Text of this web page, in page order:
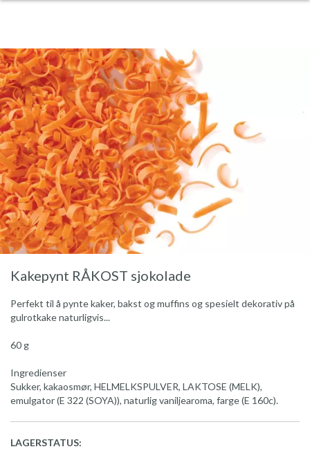
Kakepynt RÅKOST sjokolade
Perfekt til å pynte kaker, bakst og muffins og spesielt dekorativ på
gulrotkake naturligvis...
60 g
Ingredienser
Sukker, kakaosmør, HELMELKSPULVER, LAKTOSE (MELK),
emulgator (E 322 (SOYA)), naturlig vaniljearoma, farge (E 160c).
LAGERSTATUS: